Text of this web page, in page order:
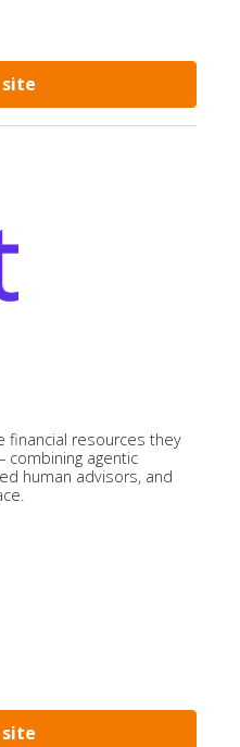
financial resources they
agentic
human advisors, and